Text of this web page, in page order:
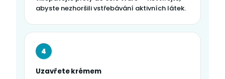
abyste nezhoršili vstřebávání aktivních látek.
4
Uzavřete krémem